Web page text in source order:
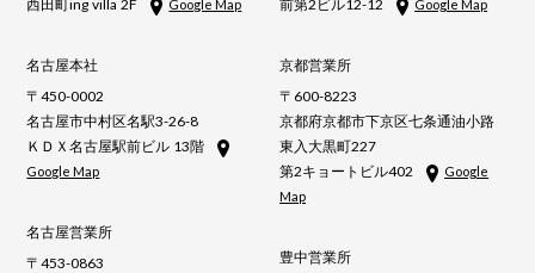
Google Map
名古屋本社
〒450-0002
名古屋市中村区名駅3-26-8
ＫＤＸ名古屋駅前ビル 13階
Google Map
名古屋営業所
〒453-0863
Google Map
京都営業所
〒600-8223
京都府京都市下京区七条通油小路
東入大黒町227
第2キョートビル402
Google
Map
豊中営業所